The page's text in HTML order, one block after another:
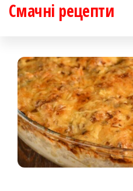
Перейти
Смачні рецепти